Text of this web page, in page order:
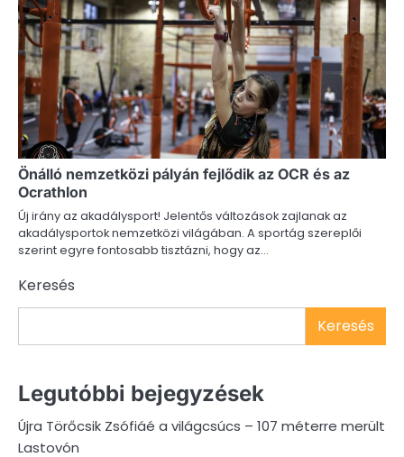
Önálló nemzetközi pályán fejlődik az OCR és az
Ocrathlon
Új irány az akadálysport! Jelentős változások zajlanak az
akadálysportok nemzetközi világában. A sportág szereplői
szerint egyre fontosabb tisztázni, hogy az…
Keresés
Keresés
Legutóbbi bejegyzések
Újra Törőcsik Zsófiáé a világcsúcs – 107 méterre merült
Lastovón